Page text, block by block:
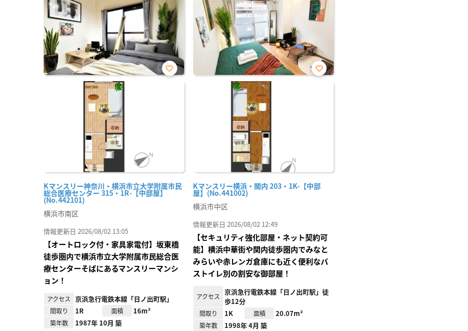
Kマンスリー神奈川・横浜市立大学附属市民
総合医療センター 315・1R-【中部屋】
(No.442101)
お気
横浜市南区
情報更新日 2026/08/02 13:05
【オートロック付・家具家電付】坂東橋
徒歩圏内で横浜市立大学附属市民総合医
療センターそばにあるマンスリーマンシ
ョン！
アクセス 京浜急行電鉄本線「日ノ出町駅」
間取り 1R 面積 16m²
築年数 1987年 10月 築
Kマンスリー横浜・関内 203・1K-【中部
屋】(No.441002)
お気
横浜市中区
情報更新日 2026/08/02 12:49
【セキュリティ強化部屋・ネット契約可
能】横浜中華街や関内徒歩圏内でみなと
みらいや赤レンガ倉庫にも近く便利なバ
ストイレ別の割安な御部屋！
アクセス
京浜急行電鉄本線「日ノ出町駅」徒
歩12分
間取り 1K 面積 20.07m²
築年数 1998年 4月 築